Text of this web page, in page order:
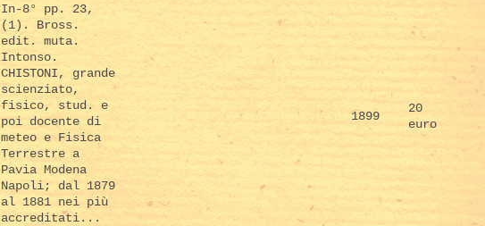
In-8° pp. 23,
(1). Bross.
edit. muta.
Intonso.
CHISTONI, grande
scienziato,
fisico, stud. e
poi docente di
meteo e Fisica
Terrestre a
Pavia Modena
Napoli; dal 1879
al 1881 nei più
accreditati...
1899
20
euro